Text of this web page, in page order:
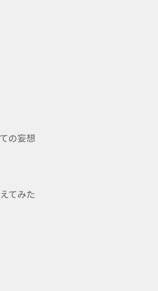
の妄想
てみた